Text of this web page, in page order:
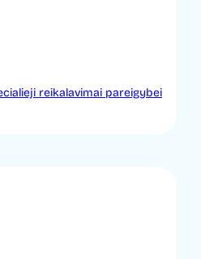
reikalavimai pareigybei